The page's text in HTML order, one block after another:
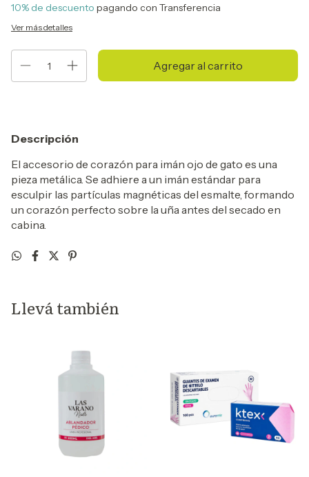
10% de descuento pagando con Transferencia
Ver más detalles
Descripción
El accesorio de corazón para imán ojo de gato es una
pieza metálica. Se adhiere a un imán estándar para
esculpir las partículas magnéticas del esmalte, formando
un corazón perfecto sobre la uña antes del secado en
cabina.
Llevá también